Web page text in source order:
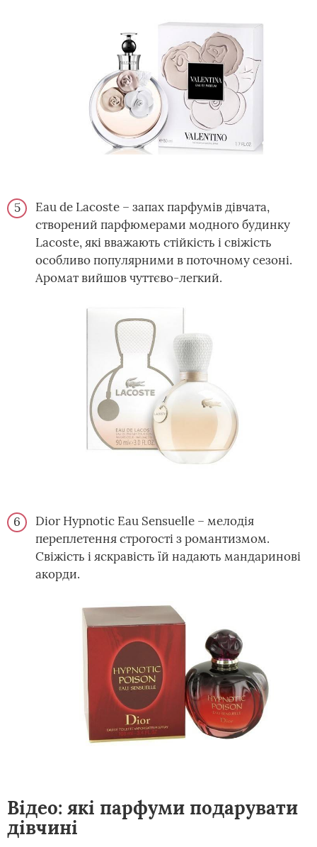
Eau de Lacoste – запах парфумів дівчата,
створений парфюмерами модного будинку
Lacoste, які вважають стійкість і свіжість
особливо популярними в поточному сезоні.
Аромат вийшов чуттєво-легкий.
Dior Hypnotic Eau Sensuelle – мелодія
переплетення строгості з романтизмом.
Свіжість і яскравість їй надають мандаринові
акорди.
Відео: які парфуми подарувати
дівчині